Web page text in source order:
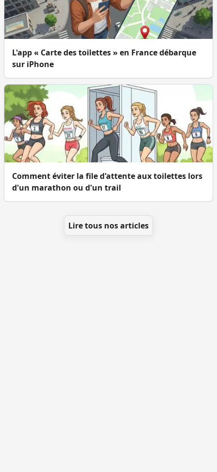
L'app « Carte des toilettes » en France débarque
sur iPhone
Comment éviter la file d'attente aux toilettes lors
d'un marathon ou d'un trail
Lire tous nos articles